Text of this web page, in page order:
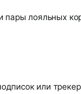
пары лояльных
или